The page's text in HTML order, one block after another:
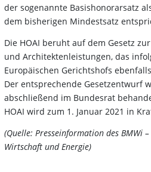
der sogenannte Basishonorarsatz
dem bisherigen Mindestsatz
Die HOAI beruht auf dem Gesetz
und Architektenleistungen, das
Europäischen Gerichtshofs
Der entsprechende Gesetzentwurf
abschließend im Bundesrat
HOAI wird zum 1. Januar 2021 in
(Quelle: Presseinformation des BMWi
Wirtschaft und Energie)